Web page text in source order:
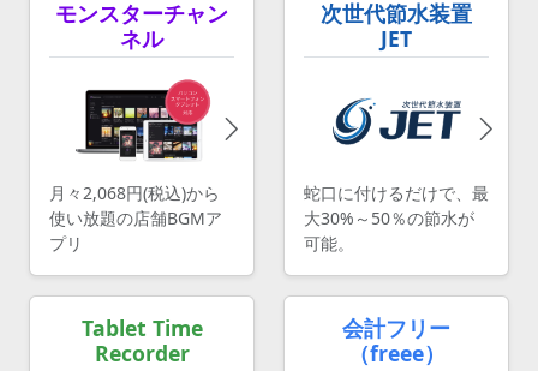
モンスターチャン
ネル
月々2,068円(税込)から
使い放題の店舗BGMア
プリ
次世代節水装置
JET
蛇口に付けるだけで、最
大30%～50％の節水が
可能。
Tablet Time
Recorder
会計フリー
（freee）